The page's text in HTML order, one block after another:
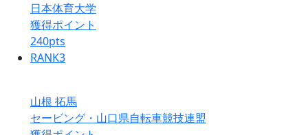
日本体育大学
獲得ポイント
240pts
RANK3
山根 拓馬
セービング・山口県自転車競技連盟